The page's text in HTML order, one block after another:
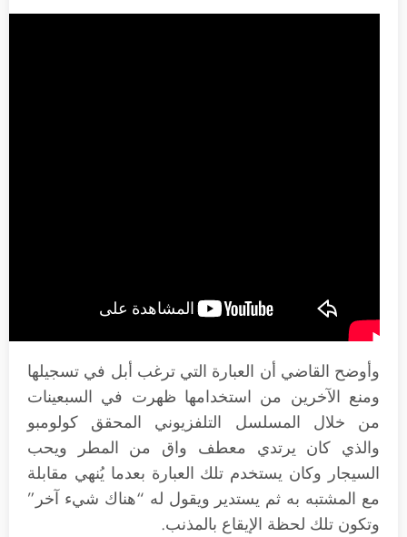
وأوضح القاضي أن العبارة التي ترغب أبل في تسجيلها
ومنع الآخرين من استخدامها ظهرت في السبعينات
من خلال المسلسل التلفزيوني المحقق كولومبو
والذي كان يرتدي معطف واق من المطر ويحب
السيجار وكان يستخدم تلك العبارة بعدما يُنهي مقابلة
مع المشتبه به ثم يستدير ويقول له “هناك شيء آخر”
وتكون تلك لحظة الإيقاع بالمذنب.